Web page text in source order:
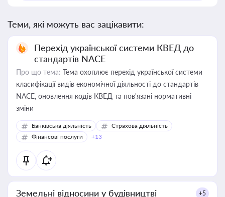
Теми, які можуть вас зацікавити:
Перехід української системи КВЕД до
стандартів NACE
Про що тема: Тема охоплює перехід української системи
класифікації видів економічної діяльності до стандартів
NACE, оновлення кодів КВЕД та пов'язані нормативні
зміни
Банківська діяльність
Страхова діяльність
Фінансові послуги
+13
Земельні відносини у будівництві +5